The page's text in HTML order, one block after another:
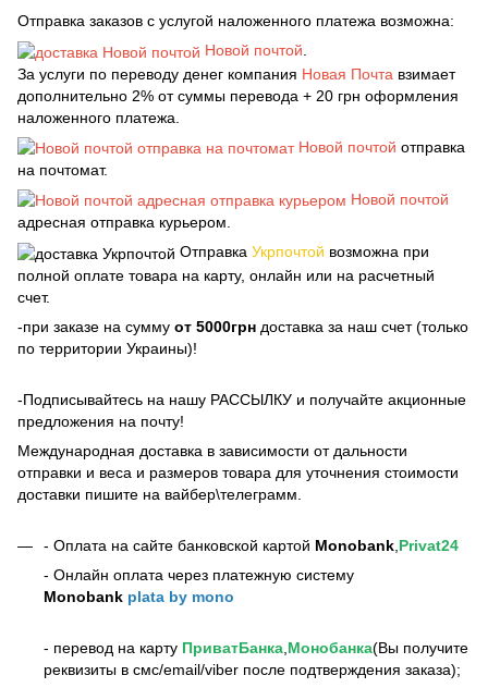
Отправка заказов с услугой наложенного платежа возможна:
Новой почтой.
За услуги по переводу денег компания Новая Почта взимает
дополнительно 2% от суммы перевода + 20 грн оформления
наложенного платежа.
Новой почтой отправка
на почтомат.
Новой почтой
адресная отправка курьером.
Отправка Укрпочтой возможна при
полной оплате товара на карту, онлайн или на расчетный
счет.
-при заказе на сумму от 5000грн доставка за наш счет (только
по территории Украины)!
-Подписывайтесь на нашу РАССЫЛКУ и получайте акционные
предложения на почту!
Международная доставка в зависимости от дальности
отправки и веса и размеров товара для уточнения стоимости
доставки пишите на вайбер\телеграмм.
- Оплата на сайте банковской картой Monobank Privat24
- Онлайн оплата через платежную систему
Monobank plata by mono
- перевод на карту ПриватБанка Монобанка(Вы получите
реквизиты в смс/email/viber после подтверждения заказа);